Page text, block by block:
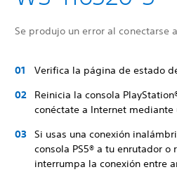
Se produjo un error al conectarse
Verifica la página de estado
Reinicia la consola
conéctate a Internet mediante
Si usas una conexión
consola PS5® a tu enrutador
interrumpa la conexión entre